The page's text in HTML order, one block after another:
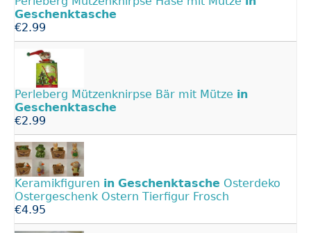
Geschenktasche
€2.99
Perleberg Mützenknirpse Bär mit Mütze in
Geschenktasche
€2.99
Keramikfiguren in Geschenktasche Osterdeko
Ostergeschenk Ostern Tierfigur Frosch
€4.95